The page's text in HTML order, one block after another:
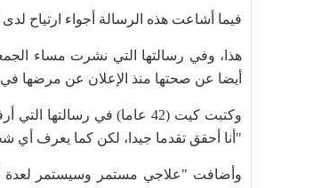
فيما أشاعت هذه الرسالة أجواء ارتياح
هذا، وفي رسالتها التي نشرت مساء
أيضا عن صحتها منذ الإعلان عن مرضها
وكتبت كيت (42 عاما) في
"أنا أحقق تقدما جيدا، لكن كما يعرف أي
وأضافت "علاجي مستمر وسيستمر لعدة